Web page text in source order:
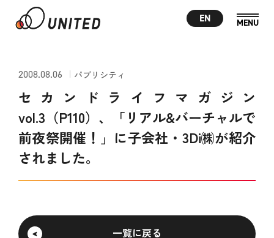
EN
2008.08.06 パブリシティ
セカンドライフマガジン
vol.3（P110）、「リアル&バーチャルで
前夜祭開催！」に子会社・3Di㈱が紹介
されました。
一覧に戻る